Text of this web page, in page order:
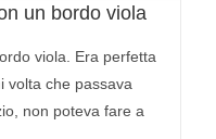
un bordo viola
viola. Era perfetta
volta che passava
non poteva fare a